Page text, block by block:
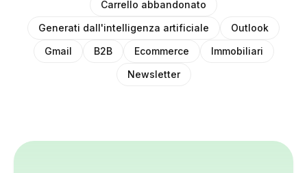
Carrello abbandonato
Generati dall'intelligenza artificiale
Outlook
Gmail
B2B Ecommerce
Immobiliari
Newsletter